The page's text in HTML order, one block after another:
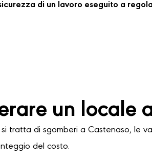
di un lavoro eseguito a
un locale
tratta di sgomberi a Castenaso, le
del costo.